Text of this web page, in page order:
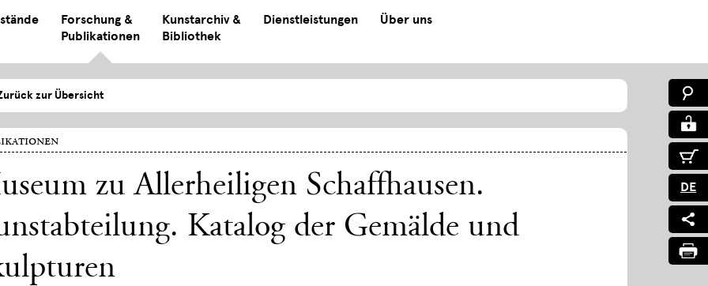
Forschung &
Publikationen
Kunstarchiv &
Bibliothek
Dienstleistungen Über uns
DE
zur Übersicht
zu Allerheiligen Schaffhausen.
Katalog der Gemälde und